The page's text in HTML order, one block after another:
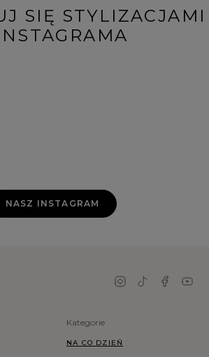
SIĘ STYLIZACJAMI
NASZ INSTAGRAM
Kategorie
NA CO DZIEŃ